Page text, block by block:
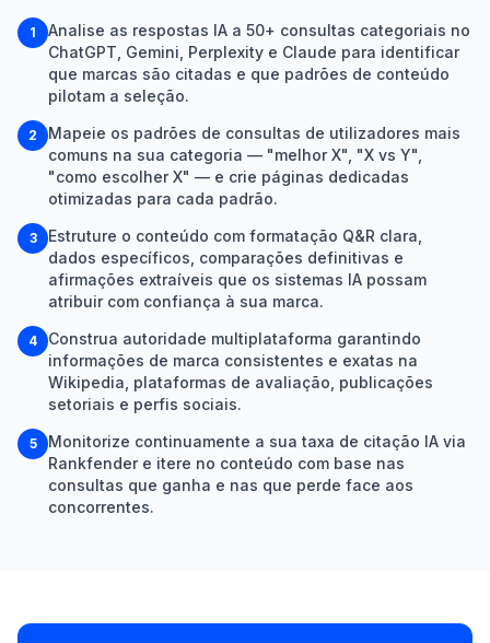
1
Analise as respostas IA a 50+ consultas categoriais no
ChatGPT, Gemini, Perplexity e Claude para identificar
que marcas são citadas e que padrões de conteúdo
pilotam a seleção.
2
Mapeie os padrões de consultas de utilizadores mais
comuns na sua categoria — "melhor X", "X vs Y",
"como escolher X" — e crie páginas dedicadas
otimizadas para cada padrão.
3
Estruture o conteúdo com formatação Q&R clara,
dados específicos, comparações definitivas e
afirmações extraíveis que os sistemas IA possam
atribuir com confiança à sua marca.
4
Construa autoridade multiplataforma garantindo
informações de marca consistentes e exatas na
Wikipedia, plataformas de avaliação, publicações
setoriais e perfis sociais.
5
Monitorize continuamente a sua taxa de citação IA via
Rankfender e itere no conteúdo com base nas
consultas que ganha e nas que perde face aos
concorrentes.